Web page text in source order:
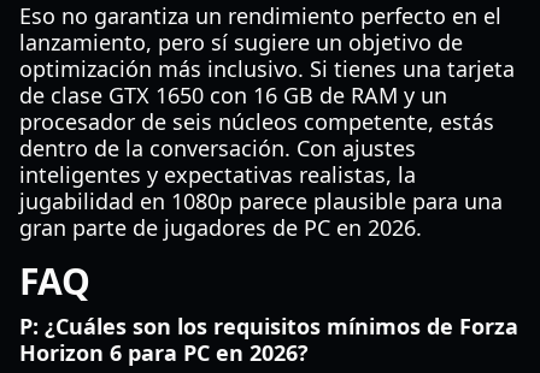
Eso no garantiza un rendimiento perfecto en el
lanzamiento, pero sí sugiere un objetivo de
optimización más inclusivo. Si tienes una tarjeta
de clase GTX 1650 con 16 GB de RAM y un
procesador de seis núcleos competente, estás
dentro de la conversación. Con ajustes
inteligentes y expectativas realistas, la
jugabilidad en 1080p parece plausible para una
gran parte de jugadores de PC en 2026.
FAQ
P: ¿Cuáles son los requisitos mínimos de Forza
Horizon 6 para PC en 2026?